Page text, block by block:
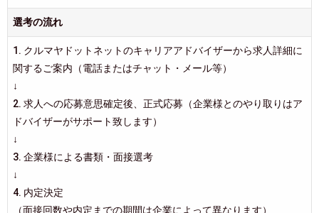
選考の流れ
1. クルマヤドットネットのキャリアアドバイザーから求人詳細に
関するご案内（電話またはチャット・メール等）
↓
2. 求人への応募意思確定後、正式応募（企業様とのやり取りはア
ドバイザーがサポート致します）
↓
3. 企業様による書類・面接選考
↓
4. 内定決定
（面接回数や内定までの期間は企業によって異なります）